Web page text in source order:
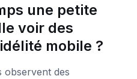
une petite
voir des
mobile ?
observent des